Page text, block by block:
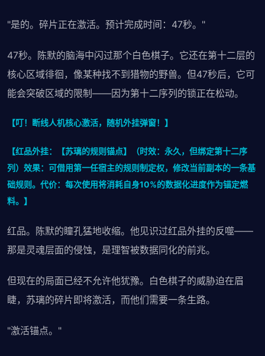
"是的。碎片正在激活。预计完成时间：47秒。"
47秒。陈默的脑海中闪过那个白色棋子。它还在第十二层的
核心区域徘徊，像某种找不到猎物的野兽。但47秒后，它可
能会突破区域的限制——因为第十二序列的锁正在松动。
【叮！断线人机核心激活，随机外挂弹窗！】
【红品外挂：【苏璃的规则锚点】（时效：永久，但绑定第十二序
列）效果：可借用第一任宿主的规则制定权，修改当前副本的一条基
础规则。代价：每次使用将消耗自身10%的数据化进度作为锚定燃
料。】
红品。陈默的瞳孔猛地收缩。他见识过红品外挂的反噬——
那是灵魂层面的侵蚀，是理智被数据同化的前兆。
但现在的局面已经不允许他犹豫。白色棋子的威胁迫在眉
睫，苏璃的碎片即将激活，而他们需要一条生路。
"激活锚点。"